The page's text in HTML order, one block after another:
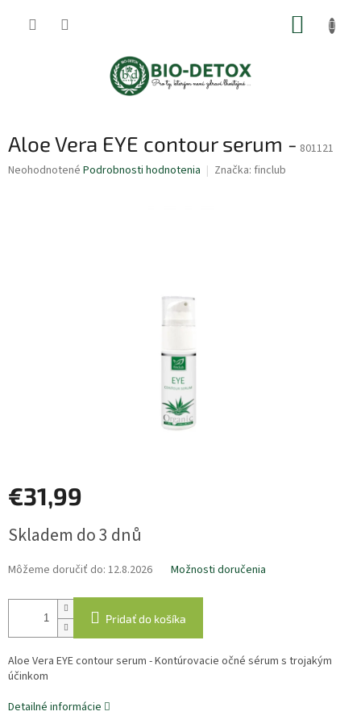
Aloe Vera EYE contour serum - 801121
Priemerné
Neohodnotené Podrobnosti hodnotenia Značka: finclub
€31,99
cena:
Skladem do 3 dnů
Môžeme doručiť do: 12.8.2026 Možnosti doručenia
Pridať do košíka
Aloe Vera EYE contour serum - Kontúrovacie očné sérum s trojakým
účinkom
Detailné informácie